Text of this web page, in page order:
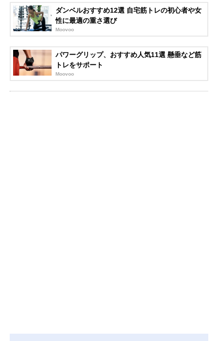
ダンベルおすすめ12選 自宅筋トレの初心者や女
性に最適の重さ選び
Moovoo
パワーグリップ、おすすめ人気11選 懸垂など筋
トレをサポート
Moovoo